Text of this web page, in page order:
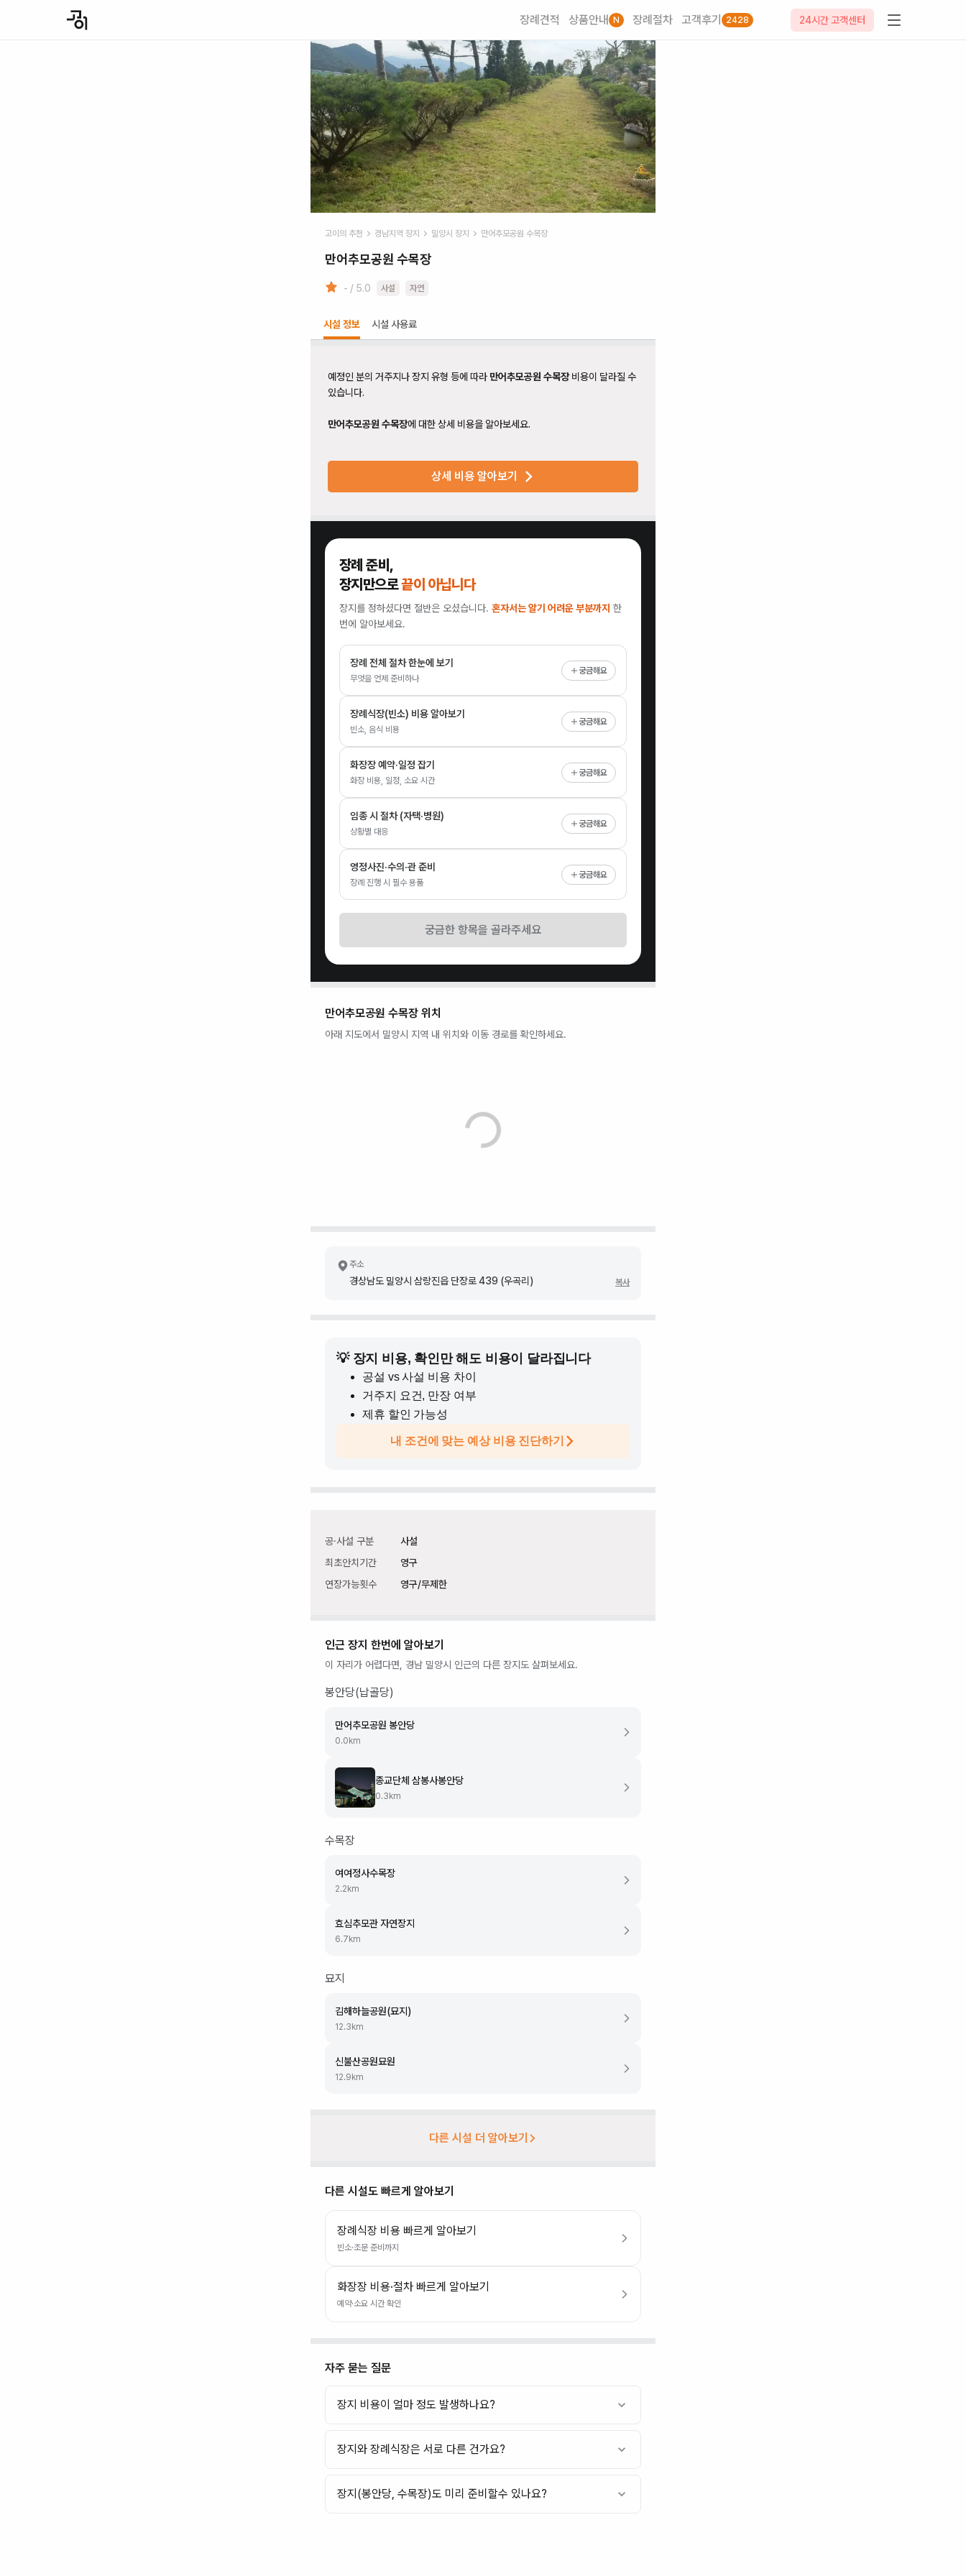
장례견적 상품안내 N 장례절차 고객후기 2428 24시간 고객센터
고이의 추천 경남지역 장지 밀양시 장지 만어추모공원 수목장
만어추모공원 수목장
- / 5.0 사설 자연
시설 정보 시설 사용료
예정인 분의 거주지나 장지 유형 등에 따라 만어추모공원 수목장비용이 달라질 수
있습니다.
만어추모공원 수목장에 대한 상세 비용을 알아보세요.
상세 비용 알아보기
장례 준비,
장지만으로끝이 아닙니다
장지를 정하셨다면 절반은 오셨습니다. 혼자서는 알기 어려운 부분까지 한
번에 알아보세요.
장례 전체 절차 한눈에 보기
무엇을 언제 준비하나
궁금해요
장례식장(빈소) 비용 알아보기
빈소, 음식 비용
궁금해요
화장장 예약·일정 잡기
화장 비용, 일정, 소요 시간
궁금해요
임종 시 절차 (자택·병원)
상황별 대응
궁금해요
영정사진·수의·관 준비
장례 진행 시 필수 용품
궁금해요
궁금한 항목을 골라주세요
만어추모공원 수목장 위치
아래 지도에서 밀양시 지역 내 위치와 이동 경로를 확인하세요.
주소
경상남도 밀양시 삼랑진읍 단장로 439 (우곡리) 복사
💡 장지 비용, 확인만 해도 비용이 달라집니다
공설 vs 사설 비용 차이
거주지 요건, 만장 여부
제휴 할인 가능성
내 조건에 맞는 예상 비용 진단하기
공·사설 구분
사설
최초안치기간
영구
연장가능횟수
영구/무제한
인근 장지 한번에 알아보기
이 자리가 어렵다면, 경남 밀양시 인근의 다른 장지도 살펴보세요.
봉안당(납골당)
만어추모공원 봉안당
0.0 km
종교단체 삼봉사봉안당
0.3 km
수목장
여여정사수목장
2.2 km
효심추모관 자연장지
6.7 km
묘지
김해하늘공원(묘지)
12.3 km
신불산공원묘원
12.9 km
다른 시설 더 알아보기
다른 시설도 빠르게 알아보기
장례식장 비용 빠르게 알아보기
빈소·조문 준비까지
화장장 비용·절차 빠르게 알아보기
예약·소요 시간 확인
자주 묻는 질문
장지 비용이 얼마 정도 발생하나요?
장지와 장례식장은 서로 다른 건가요?
장지(봉안당, 수목장)도 미리 준비할수 있나요?